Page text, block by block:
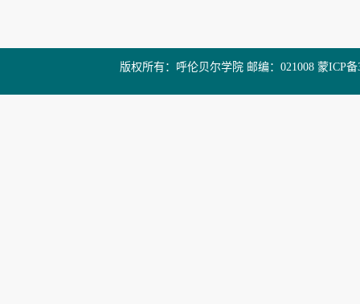
版权所有：呼伦贝尔学院 邮编：021008 蒙ICP